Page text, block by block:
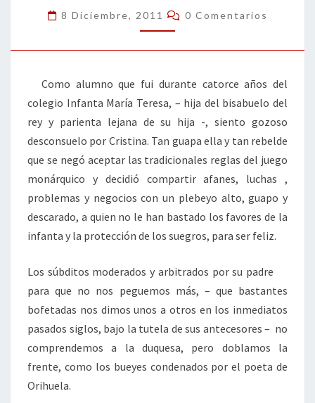
SALIDA
8 Diciembre, 2011 Comentarios
0 Comentarios
Como alumno que fui durante catorce años del
colegio Infanta María Teresa, – hija del bisabuelo del
rey y parienta lejana de su hija -, siento gozoso
desconsuelo por Cristina. Tan guapa ella y tan rebelde
que se negó aceptar las tradicionales reglas del juego
monárquico y decidió compartir afanes, luchas ,
problemas y negocios con un plebeyo alto, guapo y
descarado, a quien no le han bastado los favores de la
infanta y la protección de los suegros, para ser feliz.
Los súbditos moderados y arbitrados por su padre
para que no nos peguemos más, – que bastantes
bofetadas nos dimos unos a otros en los inmediatos
pasados siglos, bajo la tutela de sus antecesores – no
comprendemos a la duquesa, pero doblamos la
frente, como los bueyes condenados por el poeta de
Orihuela.